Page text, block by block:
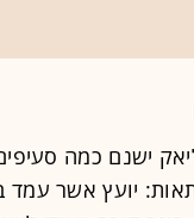
ישנם כמה
יועץ אשר